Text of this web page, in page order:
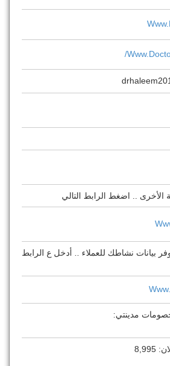
الأخرى .. اضغط الرابط التالي
بيانات نشاطك للعملاء .. أدخل ع الرابط
مدينتي:
8,995